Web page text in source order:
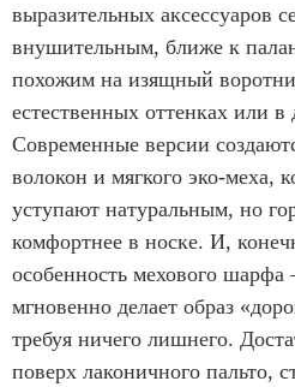
выразительных аксессуаров
внушительным, ближе к
похожим на изящный
естественных оттенках или в
Современные версии
волокон и мягкого эко-меха,
уступают натуральным, но
комфортнее в носке. И,
особенность мехового
мгновенно делает образ
требуя ничего лишнего.
поверх лаконичного пальто,